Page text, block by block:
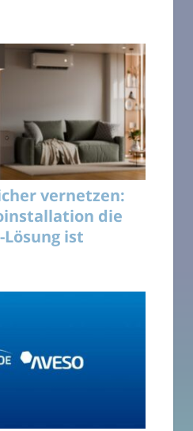
vernetzen:
die
Lösung ist